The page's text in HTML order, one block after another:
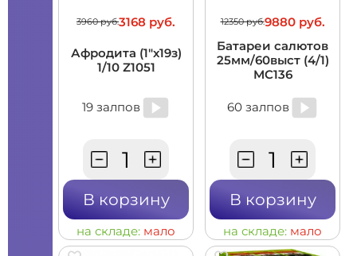
3960 руб.3168 руб.
Афродита (1"х19з)
1/10 Z1051
19 залпов
В корзину
на складе: мало
12350 руб.9880 руб.
Батареи салютов
25мм/60выст (4/1)
MC136
60 залпов
В корзину
на складе: мало